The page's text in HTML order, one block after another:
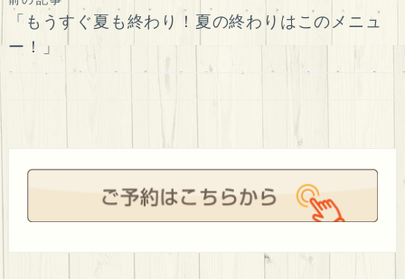
稿
ナ
ビ
ョ
「もうすぐ夏も終わり！夏の終わりはこのメニュ
ー！」